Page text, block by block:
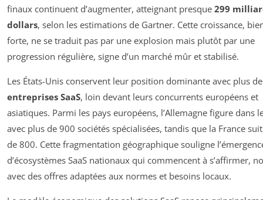
finaux continuent d’augmenter, atteignant presque 299
dollars, selon les estimations de Gartner. Cette croissance,
forte, ne se traduit pas par une explosion mais plutôt par une
progression régulière, signe d’un marché mûr et stabilisé.
Les États-Unis conservent leur position dominante avec plus
entreprises SaaS, loin devant leurs concurrents européens et
asiatiques. Parmi les pays européens, l’Allemagne figure dans
avec plus de 900 sociétés spécialisées, tandis que la France
de 800. Cette fragmentation géographique souligne
d’écosystèmes SaaS nationaux qui commencent à s’affirmer,
avec des offres adaptées aux normes et besoins locaux.